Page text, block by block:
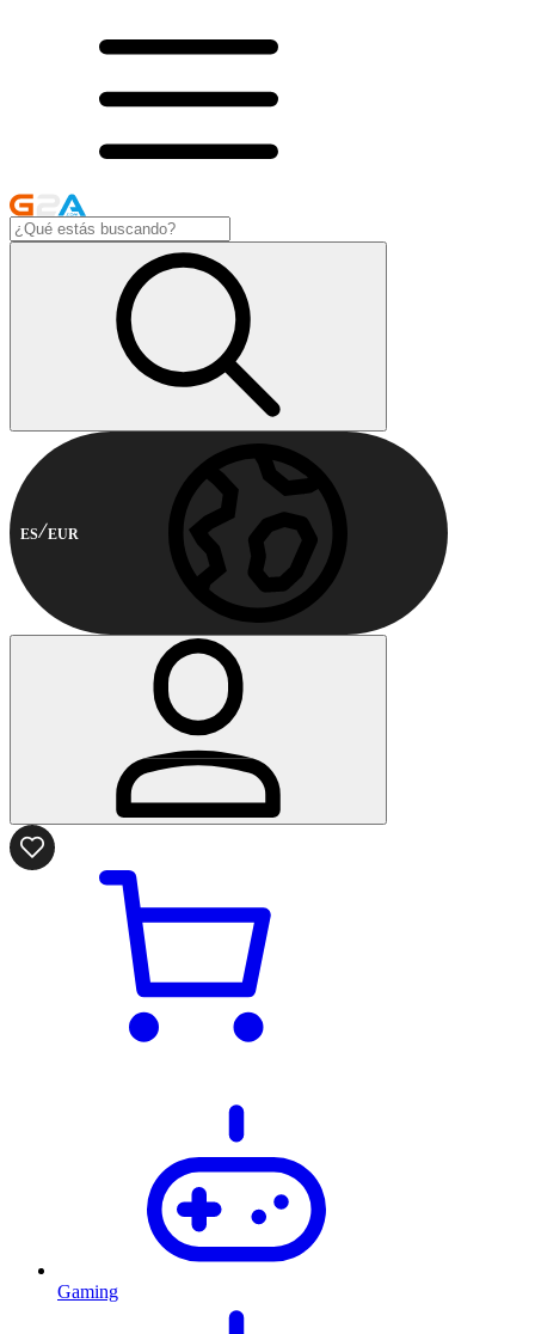
ES EUR
Gaming